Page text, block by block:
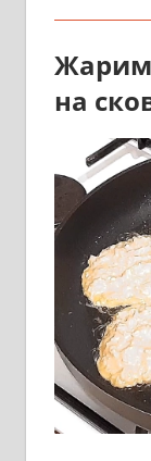
Жарим
на